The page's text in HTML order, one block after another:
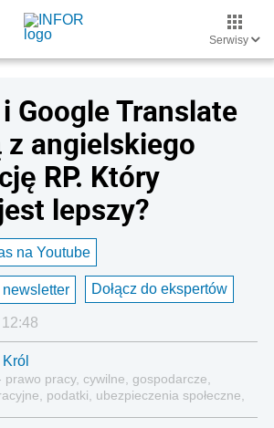
Serwisy
Google Translate
z angielskiego
RP. Który
lepszy?
na Youtube
Dołącz do ekspertów
prawo pracy, cywilne, gospodarcze,
podatki, ubezpieczenia społeczne,